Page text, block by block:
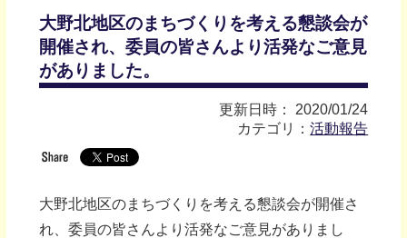
大野北地区のまちづくりを考える懇談会が
開催され、委員の皆さんより活発なご意見
がありました。
更新日時： 2020/01/24
カテゴリ：活動報告
大野北地区のまちづくりを考える懇談会が開催さ
れ、委員の皆さんより活発なご意見がありまし